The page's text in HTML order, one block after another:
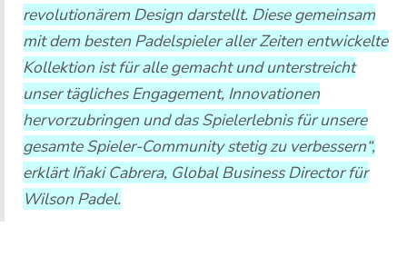
revolutionärem Design darstellt. Diese gemeinsam
mit dem besten Padelspieler aller Zeiten entwickelte
Kollektion ist für alle gemacht und unterstreicht
unser tägliches Engagement, Innovationen
hervorzubringen und das Spielerlebnis für unsere
gesamte Spieler-Community stetig zu verbessern“,
erklärt Iñaki Cabrera, Global Business Director für
Wilson Padel.